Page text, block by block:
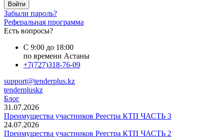
Войти
Забыли пароль?
Реферальная программа
Есть вопросы?
С 9:00 до 18:00
по времени Астаны
+7(727)318-76-09
support@tenderplus.kz
tenderpluskz
Блог
31.07.2026
Преимущества участников Реестра КТП ЧАСТЬ 3
24.07.2026
Преимущества участников Реестра КТП ЧАСТЬ 2